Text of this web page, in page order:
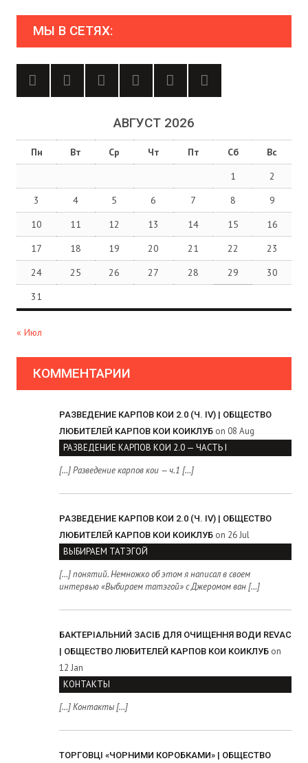
МЫ В СЕТЯХ:
АВГУСТ 2026
Пн Вт Ср Чт Пт Сб
Вс
1
2
3
4 5 6 7 8
9
10
11 12 13 14 15
16
17
18 19 20 21 22
23
24
25 26 27 28 29
30
31
« Июл
КОММЕНТАРИИ
РАЗВЕДЕНИЕ КАРПОВ КОИ 2.0 (Ч. IV) | ОБЩЕСТВО
ЛЮБИТЕЛЕЙ КАРПОВ КОИ КОИКЛУБ on 08 Aug
РАЗВЕДЕНИЕ КАРПОВ КОИ 2.0 — ЧАСТЬ I
[…] Разведение карпов кои — ч.1 […]
РАЗВЕДЕНИЕ КАРПОВ КОИ 2.0 (Ч. IV) | ОБЩЕСТВО
ЛЮБИТЕЛЕЙ КАРПОВ КОИ КОИКЛУБ on 26 Jul
ВЫБИРАЕМ ТАТЭГОЙ
[…] понятий. Немножко об этом я написал в своем
интервью «Выбираем татэгой» с Джеромом ван […]
БАКТЕРІАЛЬНИЙ ЗАСІБ ДЛЯ ОЧИЩЕННЯ ВОДИ REVAC
| ОБЩЕСТВО ЛЮБИТЕЛЕЙ КАРПОВ КОИ КОИКЛУБ on
12 Jan
КОНТАКТЫ
[…] Контакты […]
ТОРГОВЦІ «ЧОРНИМИ КОРОБКАМИ» | ОБЩЕСТВО